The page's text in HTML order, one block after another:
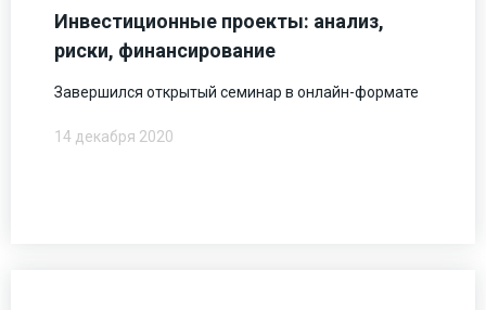
Инвестиционные проекты: анализ,
риски, финансирование
Завершился открытый семинар в онлайн-формате
14 декабря 2020